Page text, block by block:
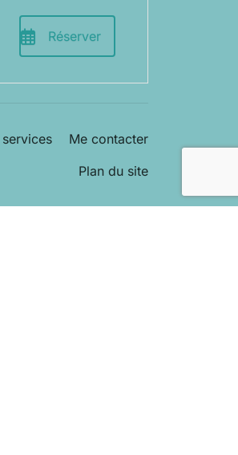
Réserver
services
Me contacter
Plan du site